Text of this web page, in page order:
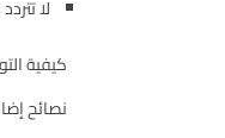
لا
كيفية
نصائح